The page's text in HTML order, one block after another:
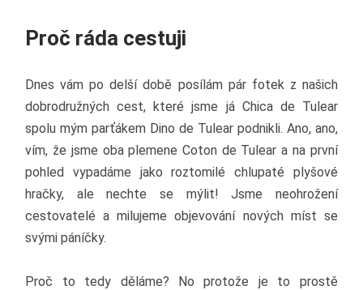
Proč ráda cestuji
Dnes vám po delší době posílám pár fotek z našich
dobrodružných cest, které jsme já Chica de Tulear
spolu mým parťákem Dino de Tulear podnikli. Ano, ano,
vím, že jsme oba plemene Coton de Tulear a na první
pohled vypadáme jako roztomilé chlupaté plyšové
hračky, ale nechte se mýlit! Jsme neohrožení
cestovatelé a milujeme objevování nových míst se
svými páníčky.
Proč to tedy děláme? No protože je to prostě